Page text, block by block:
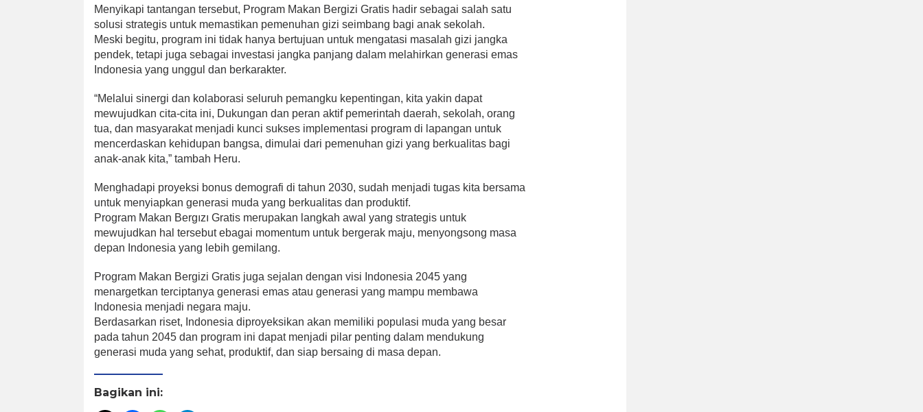
Menyikapi tantangan tersebut, Program Makan Bergizi Gratis hadir sebagai salah satu
solusi strategis untuk memastikan pemenuhan gizi seimbang bagi anak sekolah.
Meski begitu, program ini tidak hanya bertujuan untuk mengatasi masalah gizi jangka
pendek, tetapi juga sebagai investasi jangka panjang dalam melahirkan generasi emas
Indonesia yang unggul dan berkarakter.
“Melalui sinergi dan kolaborasi seluruh pemangku kepentingan, kita yakin dapat
mewujudkan cita-cita ini, Dukungan dan peran aktif pemerintah daerah, sekolah, orang
tua, dan masyarakat menjadi kunci sukses implementasi program di lapangan untuk
mencerdaskan kehidupan bangsa, dimulai dari pemenuhan gizi yang berkualitas bagi
anak-anak kita,” tambah Heru.
Menghadapi proyeksi bonus demografi di tahun 2030, sudah menjadi tugas kita bersama
untuk menyiapkan generasi muda yang berkualitas dan produktif.
Program Makan Bergızı Gratis merupakan langkah awal yang strategis untuk
mewujudkan hal tersebut ebagai momentum untuk bergerak maju, menyongsong masa
depan Indonesia yang lebih gemilang.
Program Makan Bergizi Gratis juga sejalan dengan visi Indonesia 2045 yang
menargetkan terciptanya generasi emas atau generasi yang mampu membawa
Indonesia menjadi negara maju.
Berdasarkan riset, Indonesia diproyeksikan akan memiliki populasi muda yang besar
pada tahun 2045 dan program ini dapat menjadi pilar penting dalam mendukung
generasi muda yang sehat, produktif, dan siap bersaing di masa depan.
Bagikan ini: